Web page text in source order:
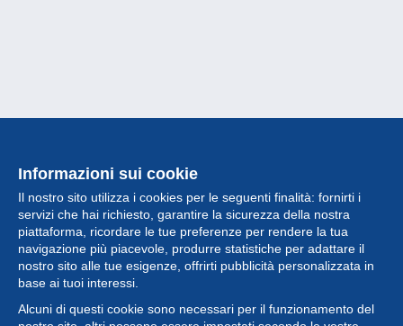
Informazioni sui cookie
Il nostro sito utilizza i cookies per le seguenti finalità: fornirti i
servizi che hai richiesto, garantire la sicurezza della nostra
piattaforma, ricordare le tue preferenze per rendere la tua
navigazione più piacevole, produrre statistiche per adattare il
nostro sito alle tue esigenze, offrirti pubblicità personalizzata in
base ai tuoi interessi.
Alcuni di questi cookie sono necessari per il funzionamento del
Collezione
Novità